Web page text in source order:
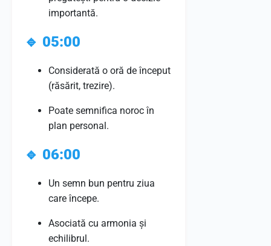
importantă.
🔹 05:00
Considerată o oră de început
(răsărit, trezire).
Poate semnifica noroc în
plan personal.
🔹 06:00
Un semn bun pentru ziua
care începe.
Asociată cu armonia și
echilibrul.